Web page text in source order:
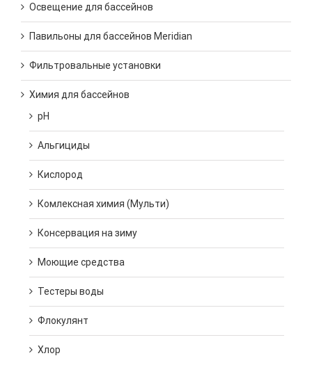
Освещение для бассейнов
Павильоны для бассейнов Meridian
Фильтровальные установки
Химия для бассейнов
pH
Альгициды
Кислород
Комлексная химия (Мульти)
Консервация на зиму
Моющие средства
Тестеры воды
Флокулянт
Хлор